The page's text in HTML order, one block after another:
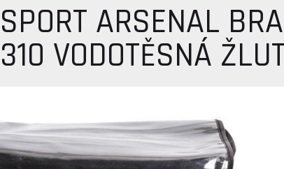
SPORT ARSENAL
310 VODOTĚSNÁ